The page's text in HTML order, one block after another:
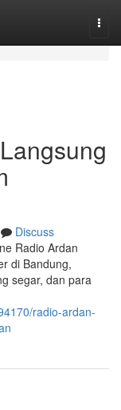
Discuss
Radio Ardan
di Bandung,
segar, dan para
radio-ardan-